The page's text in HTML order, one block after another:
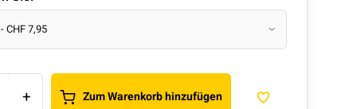
+ Zum Warenkorb hinzufügen